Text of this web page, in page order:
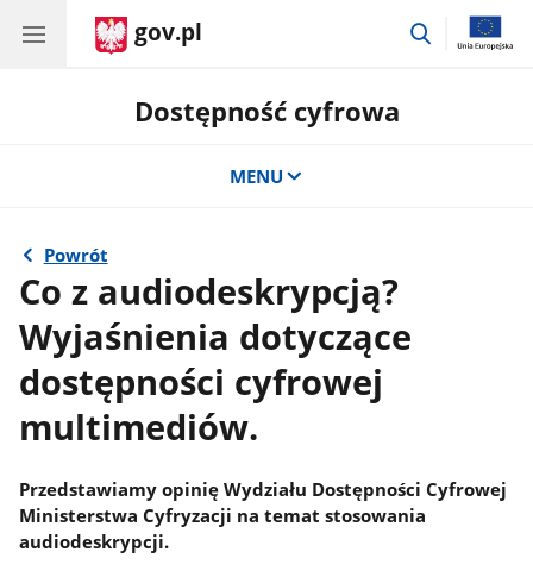
gov.pl
przejdź
Dostępność cyfrowa
MENU
Powrót
Co z audiodeskrypcją?
Wyjaśnienia dotyczące
dostępności cyfrowej
multimediów.
Przedstawiamy opinię Wydziału Dostępności Cyfrowej
Ministerstwa Cyfryzacji na temat stosowania
audiodeskrypcji.